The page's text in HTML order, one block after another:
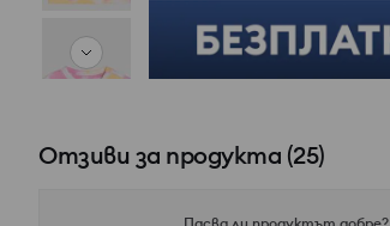
Отзиви за продукта (25)